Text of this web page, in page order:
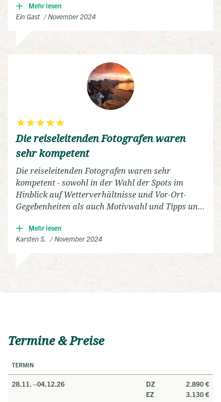
sehr Spaß gemacht mit den beiden Fotografen und
einer netten Gruppe viel über Fotografie lernen zu
können und dabei die schöne Insel Madeira
Mehr lesen
Ein Gast
November 2024
Die reiseleitenden Fotografen waren
sehr kompetent
Die reiseleitenden Fotografen waren sehr
kompetent - sowohl in der Wahl der Spots im
Hinblick auf Wetterverhältnisse und Vor-Ort-
Gegebenheiten als auch Motivwahl und Tipps und
Es hat zusammen viel Spaß gemacht und es
wurde viel gelacht, hatte genügend Gelegenheiten
auch zum persönlichen Gespräch mit allen
Teilnehmern, Einkäufen und einem Bummel in
Einzig merkte man, daß die beiden Reiseleiter
Mehr lesen
Karsten S.
November 2024
Termine & Preise
TERMIN
28.11. –04.12.26 DZ
2.890 €
EZ
3.130 €